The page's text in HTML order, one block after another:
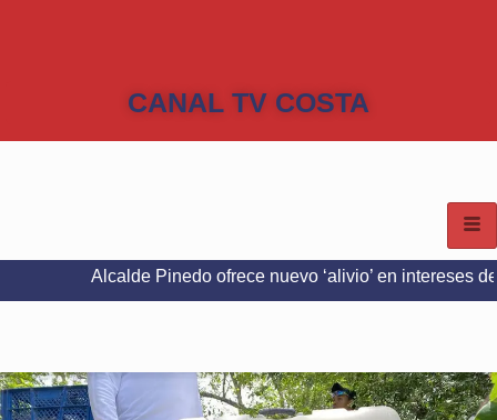
CANAL TV COSTA
Alcalde Pinedo ofrece nuevo ‘alivio’ en intereses del Predial e